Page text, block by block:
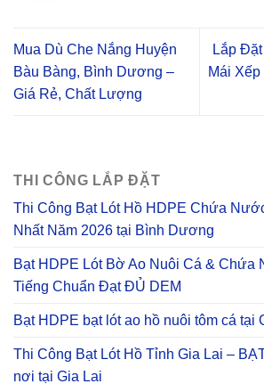
Mua Dù Che Nắng Huyện
Bàu Bàng, Bình Dương –
Giá Rẻ, Chất Lượng
Lắp
Mái
THI CÔNG LẮP ĐẶT
Thi Công Bạt Lót Hồ HDPE Chứa
Nhất Năm 2026 tại Bình Dương
Bạt HDPE Lót Bờ Ao Nuôi Cá & Chứa
Tiếng Chuẩn Đạt ĐỦ DEM
Bạt HDPE bạt lót ao hồ nuôi tôm cá tại
Thi Công Bạt Lót Hồ Tỉnh Gia Lai –
nơi tại Gia Lai